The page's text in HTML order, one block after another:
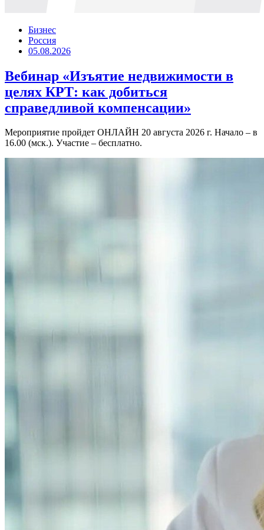
Бизнес
Россия
05.08.2026
Вебинар «Изъятие недвижимости в
целях КРТ: как добиться
справедливой компенсации»
Мероприятие пройдет ОНЛАЙН 20 августа 2026 г. Начало – в
16.00 (мск.). Участие – бесплатно.